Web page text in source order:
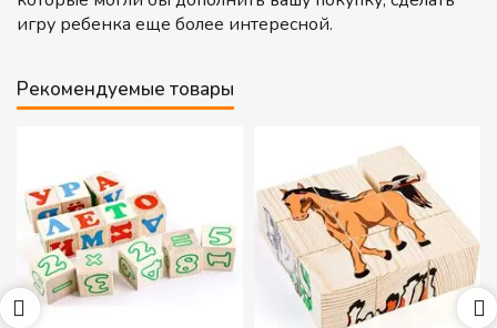
игру ребенка еще более интересной.
Рекомендуемые товары